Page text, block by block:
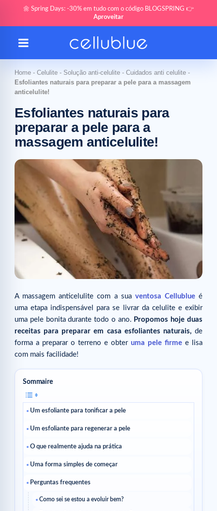
🌼 Spring Days: -30% em tudo com o código BLOGSPRING 👉
Aproveitar
Home - Celulite - Solução anti-celulite - Cuidados anti celulite -
Esfoliantes naturais para preparar a pele para a massagem
anticelulite!
Esfoliantes naturais para
preparar a pele para a
massagem anticelulite!
A massagem anticelulite com a sua ventosa Cellublueé
uma etapa indispensável para se livrar da celulite e exibir
uma pele bonita durante todo o ano. Propomos hoje duas
receitas para preparar em casa esfoliantes naturais, de
forma a preparar o terreno e obter uma pele firme e lisa
com mais facilidade!
Sommaire
Um esfoliante para tonificar a pele
Um esfoliante para regenerar a pele
O que realmente ajuda na prática
Uma forma simples de começar
Perguntas frequentes
Como sei se estou a evoluir bem?